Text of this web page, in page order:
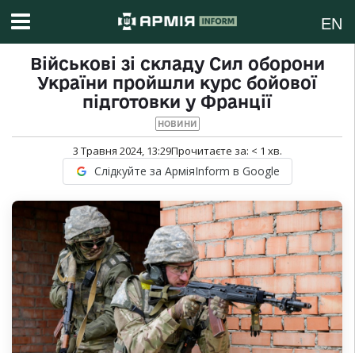
EN
Військові зі складу Сил оборони
України пройшли курс бойової
підготовки у Франції
НОВИНИ
3 Травня 2024, 13:29Прочитаєте за: < 1 хв.
Слідкуйте за АрміяInform в Google